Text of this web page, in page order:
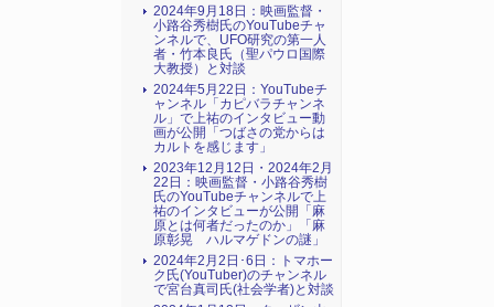
2024年9月18日：映画監督・
小路谷秀樹氏のYouTubeチャ
ンネルで、UFO研究の第一人
者・竹本良氏（聖パウロ国際
大教授）と対談
2024年5月22日：YouTubeチ
ャンネル「カピバラチャンネ
ル」で上祐のインタビュー動
画が公開「つばさの党からは
カルトを感じます」
2023年12月12日・2024年2月
22日：映画監督・小路谷秀樹
氏のYouTubeチャンネルで上
祐のインタビューが公開「麻
原とは何者だったのか」「麻
原彰晃 ハルマゲドンの謎」
2024年2月2日･6日：トマホー
ク氏(YouTuber)のチャンネル
で宮台真司氏(社会学者)と対談